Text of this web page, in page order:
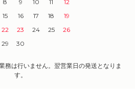
8 9 10 11
12
15 16 17 18
19
22 23 24 25
26
29 30
務は行いません。翌営業日の発送となりま
す。